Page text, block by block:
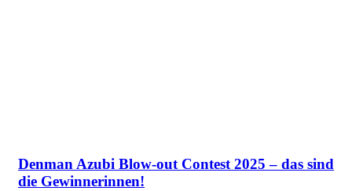
Denman Azubi Blow-out Contest 2025 – das sind
die Gewinnerinnen!